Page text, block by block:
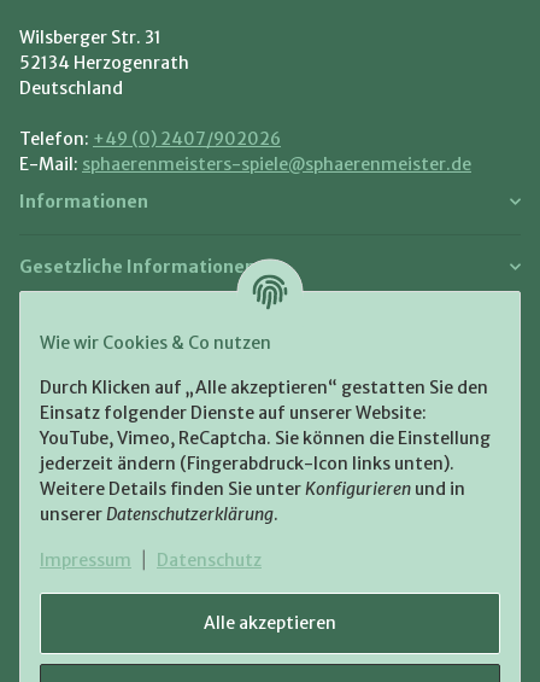
Alle akzeptieren
Wie wir Cookies & Co nutzen
Durch Klicken auf „Alle akzeptieren“ gestatten Sie den
Einsatz folgender Dienste auf unserer Website:
YouTube, Vimeo, ReCaptcha. Sie können die Einstellung
jederzeit ändern (Fingerabdruck-Icon links unten).
Weitere Details finden Sie unterKonfigurieren und in
unsererDatenschutzerklärung.
Impressum Datenschutz
Wilsberger Str. 31
52134 Herzogenrath
Deutschland
Telefon: +49 (0) 2407/902026
E-Mail: sphaerenmeisters-spiele@sphaerenmeister.de
Informationen
Gesetzliche Informationen
Zugestellt durch: